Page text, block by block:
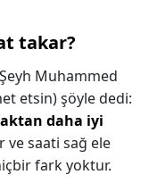
takar?
Şeyh Muhammed
etsin) şöyle dedi:
daha iyi
ve saati sağ ele
fark yoktur.